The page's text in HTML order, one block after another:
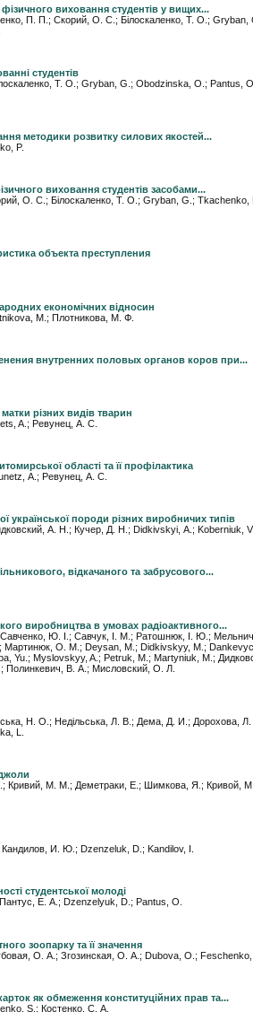
виховання студентів у вищих...
П. П.; Скорий, О. С.; Білоскаленко, Т. О.; Gryban,
студентів
Т. О.; Gryban, G.; Obodzinska, O.; Pantus,
методики розвитку силових якостей...
P.
виховання студентів засобами...
О. С.; Білоскаленко, Т. О.; Gryban, G.;
объекта преступления
економічних відносин
M.; Плотникова, М. Ф.
внутренних половых органов коров при...
різних видів тварин
A.; Ревунец, А. С.
області та її профілактика
А.; Ревунец, А. С.
української породи різних виробничих типів
А. Н.; Кучер, Д. Н.; Didkivskyi, А.; Koberniuk,
відкачаного та забрусового...
виробництва в умовах радіоактивного...
Ю. І.; Савчук, І. М.; Ратошнюк, І. Ю.;
О. М.; Deysan, M.; Didkivskyy, M.;
Yu.; Myslovskyy, A.; Petruk, M.; Martyniuk, M.;
В. А.; Мисловский, О. Л.
Н. О.; Недільська, Л. В.; Дема, Д. И.; Дорохова,
L.
Кривий, М. М.; Деметраки, Е.; Шимкова, Я.; Кривой,
И. Ю.; Dzenzeluk, D.; Kandilov, I.
студентської молоді
Е. А.; Dzenzelyuk, D.; Pantus, O.
зоопарку та її значення
О. А.; Згозинская, О. А.; Dubova, O.; Feschenko,
як обмеження конституційних прав та...
S.; Костенко, С. А.